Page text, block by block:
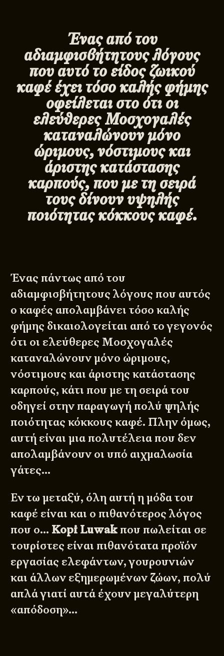
Ένας από του
αδιαμφισβήτητους λόγους
που αυτό το είδος ζωικού
καφέ έχει τόσο καλής φήμης
οφείλεται στο ότι οι
ελεύθερες Μοσχογαλές
καταναλώνουν μόνο
ώριμους, νόστιμους και
άριστης κατάστασης
καρπούς, που με τη σειρά
τους δίνουν υψηλής
ποιότητας κόκκους καφέ.
Ένας πάντως από του
αδιαμφισβήτητους λόγους που αυτός
ο καφές απολαμβάνει τόσο καλής
φήμης δικαιολογείται από το γεγονός
ότι οι ελεύθερες Μοσχογαλές
καταναλώνουν μόνο ώριμους,
νόστιμους και άριστης κατάστασης
καρπούς, κάτι που με τη σειρά του
οδηγεί στην παραγωγή πολύ ψηλής
ποιότητας κόκκους καφέ. Πλην όμως,
αυτή είναι μια πολυτέλεια που δεν
απολαμβάνουν οι υπό αιχμαλωσία
γάτες…
Εν τω μεταξύ, όλη αυτή η μόδα του
καφέ είναι και ο πιθανότερος λόγος
που ο… Kopi Luwak που πωλείται σε
τουρίστες είναι πιθανότατα προϊόν
εργασίας ελεφάντων, γουρουνιών
και άλλων εξημερωμένων ζώων, πολύ
απλά γιατί αυτά έχουν μεγαλύτερη
«απόδοση»…